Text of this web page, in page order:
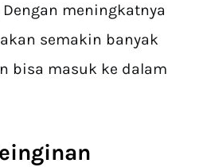
meningkatnya
semakin banyak
bisa masuk ke dalam